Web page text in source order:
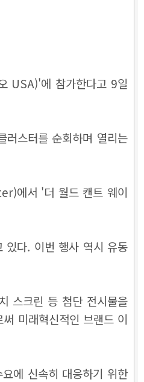
USA)'에 참가한다고 9일
스터를 순회하며 열리는
에서 '더 월드 캔트 웨이
있다. 이번 행사 역시 유동
스크린 등 첨단 전시물을
미래혁신적인 브랜드 이
에 신속히 대응하기 위한